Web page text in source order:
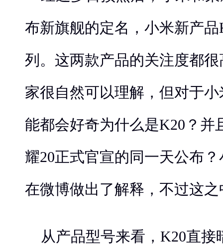
布新旗舰的定名，小米新产品
列。这两款产品的关注度都
家很自然可以理解，但对于
能都会好奇为什么是K20？并
耀20正式官宣的同一天公布
在微博做出了解释，不过这
从产品型号来看，K20直接